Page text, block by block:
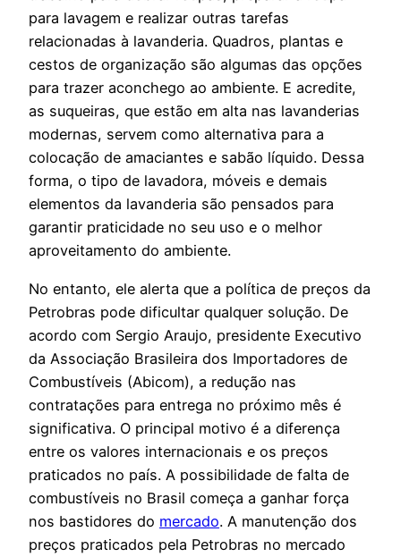
para lavagem e realizar outras tarefas
relacionadas à lavanderia. Quadros, plantas e
cestos de organização são algumas das opções
para trazer aconchego ao ambiente. E acredite,
as suqueiras, que estão em alta nas lavanderias
modernas, servem como alternativa para a
colocação de amaciantes e sabão líquido. Dessa
forma, o tipo de lavadora, móveis e demais
elementos da lavanderia são pensados para
garantir praticidade no seu uso e o melhor
aproveitamento do ambiente.
No entanto, ele alerta que a política de preços da
Petrobras pode dificultar qualquer solução. De
acordo com Sergio Araujo, presidente Executivo
da Associação Brasileira dos Importadores de
Combustíveis (Abicom), a redução nas
contratações para entrega no próximo mês é
significativa. O principal motivo é a diferença
entre os valores internacionais e os preços
praticados no país. A possibilidade de falta de
combustíveis no Brasil começa a ganhar força
nos bastidores do mercado. A manutenção dos
preços praticados pela Petrobras no mercado